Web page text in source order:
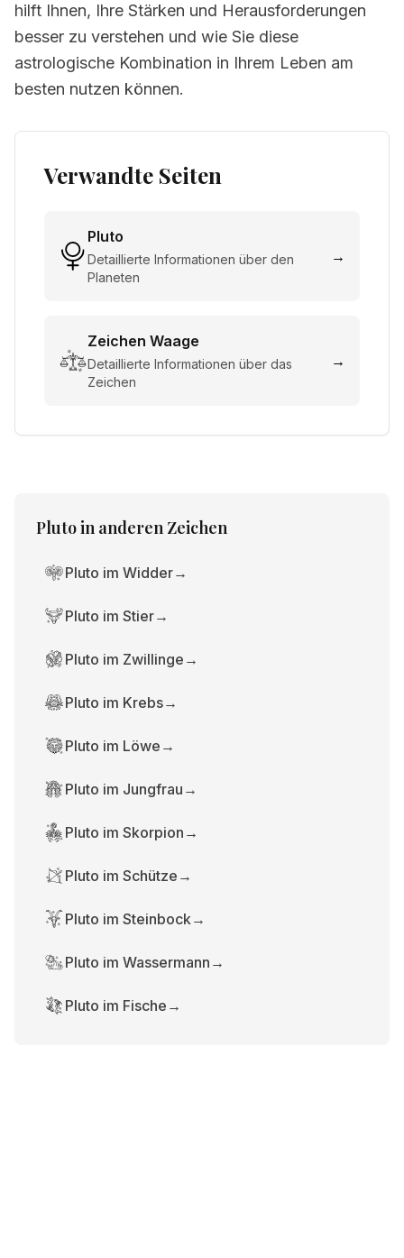
hilft Ihnen, Ihre Stärken und Herausforderungen
besser zu verstehen und wie Sie diese
astrologische Kombination in Ihrem Leben am
besten nutzen können.
Verwandte Seiten
Pluto
Detaillierte Informationen über den
Planeten
→
Zeichen Waage
Detaillierte Informationen über das
Zeichen
→
Plutoin anderen Zeichen
Pluto im Widder→
Pluto im Stier→
Pluto im Zwillinge →
Pluto im Krebs→
Pluto im Löwe →
Pluto im Jungfrau →
Pluto im Skorpion →
Pluto im Schütze →
Pluto im Steinbock→
Pluto im Wassermann →
Pluto im Fische →